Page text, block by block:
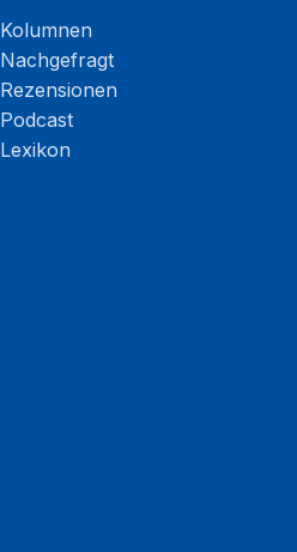
Kolumnen
Nachgefragt
Rezensionen
Podcast
Lexikon